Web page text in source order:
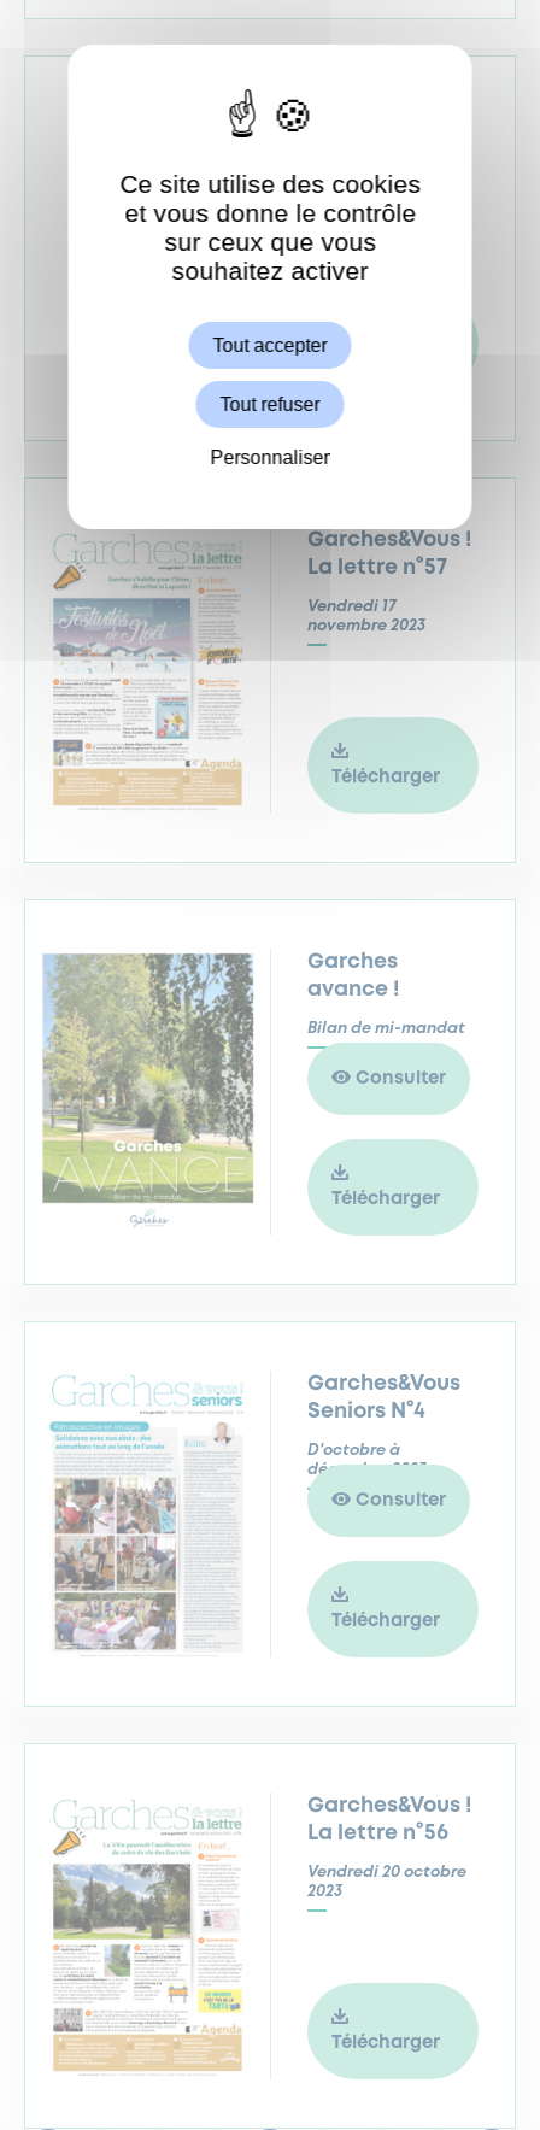
Agenda des
Seniors
De janvier à mars
Consulter
Télécharger
Garches&Vous !
La lettre n°57
Vendredi 17
novembre 2023
Télécharger
Garches
avance !
Bilan de mi-mandat
Consulter
Télécharger
Garches&Vous
Seniors N°4
D'octobre à
décembre 2023
Consulter
Télécharger
Garches&Vous !
La lettre n°56
Vendredi 20 octobre
2023
Télécharger
ShareThis est désactivé.
Ce site utilise des cookies
et vous donne le contrôle
sur ceux que vous
souhaitez activer
Tout accepter
Tout refuser
Personnaliser